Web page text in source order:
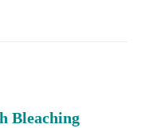
Bleaching